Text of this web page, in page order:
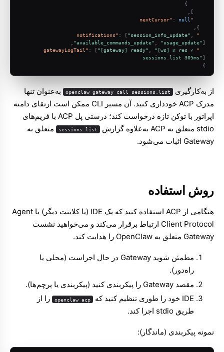
}
]
"nextCursor"
:
null
}
"notifications"
: ["session_info_update"
"available_commands_update"
"usage_update"]
"gatewayLogTail"
: ["[gateway] ready"
"[ws] ⇄ res ✓
sessions.list 305ms"]
}
از به‌کارگیری openclaw gateway call sessions.list به‌عنوان تنها
مدرک ACP خودداری کنید. آن مسیر CLI ممکن است ارتقای دامنه
اپراتور با توکن تازه درخواست کند؛ درستی پل ACP با فریم‌های
stdio متعلق به ACP به‌علاوه گزارش
sessions.list متعلق به
Gateway اثبات می‌شود.
روش استفاده
هنگامی از ACP استفاده کنید که یک IDE (یا کلاینت دیگر) با Agent
Client Protocol ارتباط برقرار می‌کند و می‌خواهید نشست
Gateway متعلق به OpenClaw را هدایت کند.
مطمئن شوید Gateway در حال اجراست (محلی یا
راه‌دور).
مقصد Gateway را پیکربندی کنید (پیکربندی یا پرچم‌ها).
IDE خود را طوری تنظیم کنید که
openclaw acp را از
طریق stdio اجرا کند.
نمونه پیکربندی (ماندگار):